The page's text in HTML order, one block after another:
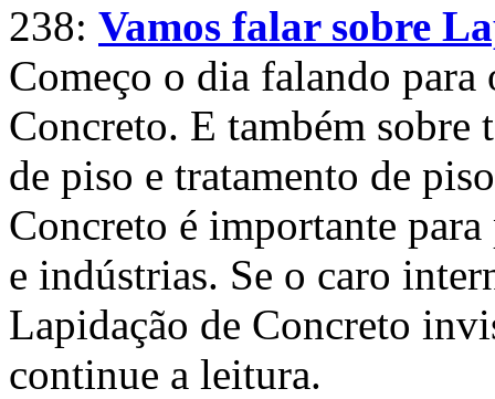
238: Vamos falar sobre
Começo o dia falando para
Concreto. E também sobre
de piso e tratamento de
Concreto é importante para
e indústrias. Se o caro
Lapidação de Concreto
continue a leitura.